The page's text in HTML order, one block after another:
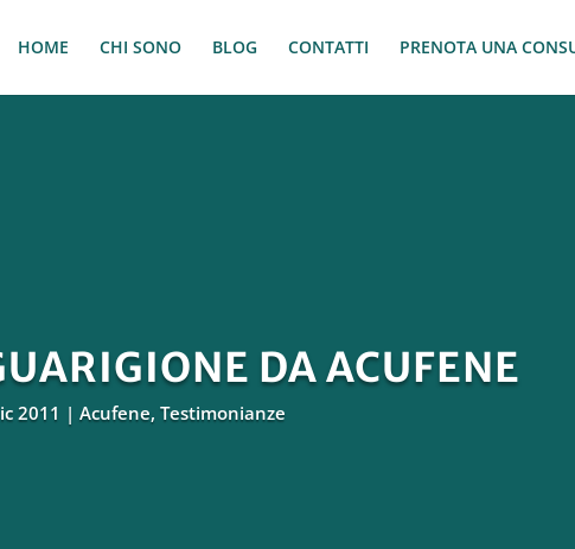
HOME CHI SONO BLOG CONTATTI PRENOTA UNA
DA ACUFENE
2011 Acufene, Testimonianze